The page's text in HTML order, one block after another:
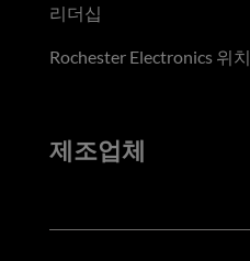
리더십
Rochester Electronics 위치
제조업체